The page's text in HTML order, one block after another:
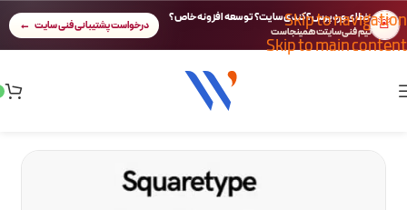
Skip to navigation
Skip to main content
🚨 خطای وردپرس؟ کندی سایت؟ توسعه افزونه خاص؟
تیم فنی سایتت همینجاست درخواست پشتیبانی فنی سایت